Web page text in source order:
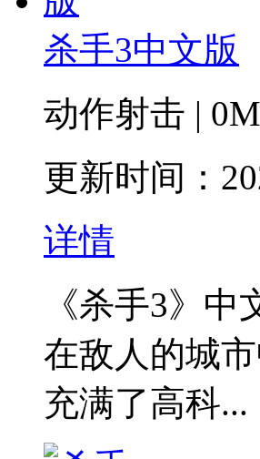
杀手3中文版
动作射击 |
更新时间：
详情
《杀手3》
在敌人的城
充满了高科...